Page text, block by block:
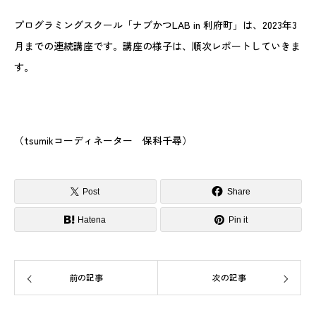
プログラミングスクール「ナブかつLAB in 利府町」は、2023年3
月までの連続講座です。講座の様子は、順次レポートしていきま
す。
（tsumikコーディネーター 保科千尋）
Post Share
Hatena Pin it
前の記事 次の記事